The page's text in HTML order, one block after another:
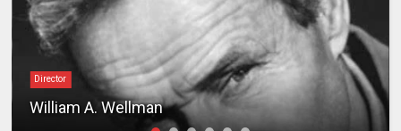
Director
William A. Wellman